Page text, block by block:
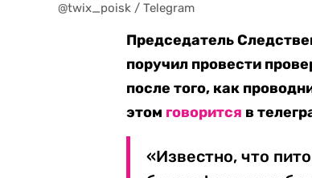
@twix_poisk / Telegram
Председатель
поручил провести
после того, как
этом говорится в
«Известно, что